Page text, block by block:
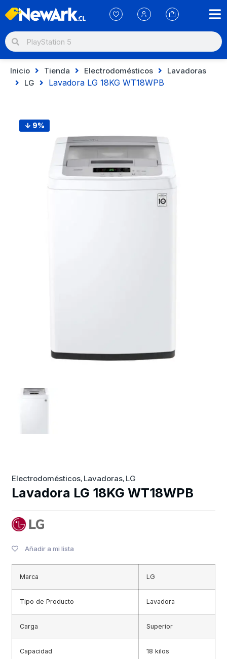
Inicio Tienda Electrodomésticos
Lavadoras
LG
Lavadora LG 18KG WT18WPB
↓ 9%
Electrodomésticos, Lavadoras, LG
Lavadora LG 18KG WT18WPB
Añadir a mi lista
Marca LG
Tipo de Producto Lavadora
Carga Superior
Capacidad 18 kilos